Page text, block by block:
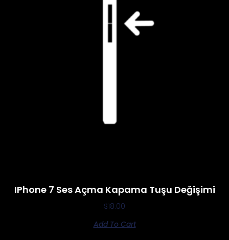
IPhone 7 Ses Açma Kapama Tuşu Değişimi
$18.00
Add To Cart